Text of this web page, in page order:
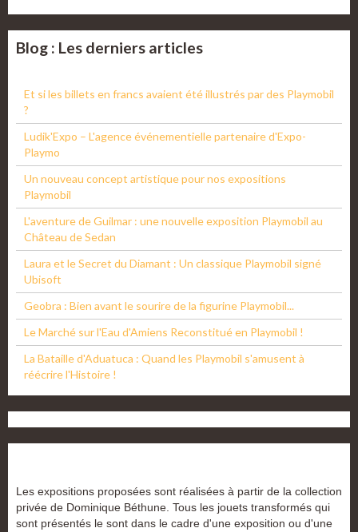
Blog : Les derniers articles
Et si les billets en francs avaient été illustrés par des Playmobil
?
Ludik'Expo – L'agence événementielle partenaire d'Expo-
Playmo
Un nouveau concept artistique pour nos expositions
Playmobil
L'aventure de Guilmar : une nouvelle exposition Playmobil au
Château de Sedan
Laura et le Secret du Diamant : Un classique Playmobil signé
Ubisoft
Geobra : Bien avant le sourire de la figurine Playmobil...
Le Marché sur l'Eau d'Amiens Reconstitué en Playmobil !
La Bataille d'Aduatuca : Quand les Playmobil s'amusent à
réécrire l'Histoire !
Les expositions proposées sont réalisées à partir de la collection
privée de Dominique Béthune. Tous les jouets transformés qui
sont présentés le sont dans le cadre d'une exposition ou d'une